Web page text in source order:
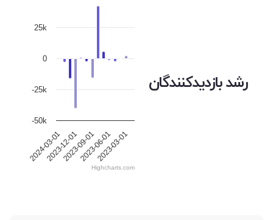
رشد بازدیدکنندگان
2024-03-01
2023-12-012023-09-012023-06-012023-03-01
-50k
-25k
0
25k
Highcharts.com